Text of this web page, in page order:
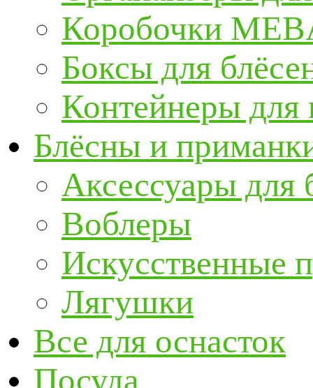
Коробочки
Боксы для
Контейнеры для
Блёсны и
Аксессуары для
Воблеры
Искусственные
Лягушки
Все для оснасток
Посуда